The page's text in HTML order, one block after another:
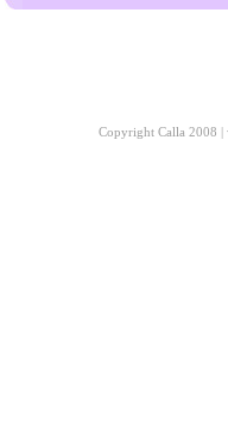
Copyright Calla 2008 |